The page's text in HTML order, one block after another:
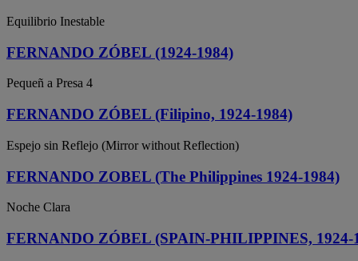
Equilibrio Inestable
FERNANDO ZÓBEL (1924-1984)
Pequeñ a Presa 4
FERNANDO ZÓBEL (Filipino, 1924-1984)
Espejo sin Reflejo (Mirror without Reflection)
FERNANDO ZOBEL (The Philippines 1924-1984)
Noche Clara
FERNANDO ZÓBEL (SPAIN-PHILIPPINES, 1924-